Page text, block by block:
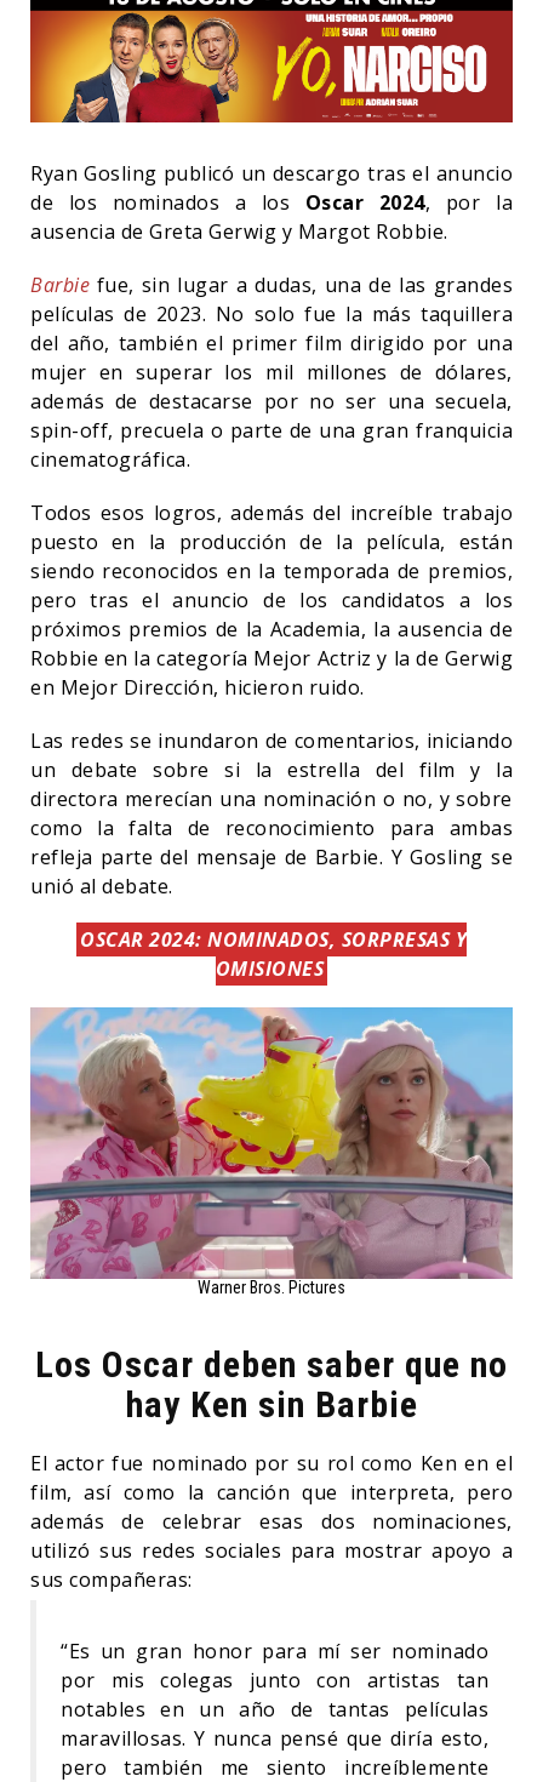
Ryan Gosling publicó un descargo tras el anuncio
de los nominados a los Oscar 2024, por la
ausencia de Greta Gerwig y Margot Robbie.
Barbie fue, sin lugar a dudas, una de las grandes
películas de 2023. No solo fue la más taquillera
del año, también el primer film dirigido por una
mujer en superar los mil millones de dólares,
además de destacarse por no ser una secuela,
spin-off, precuela o parte de una gran franquicia
cinematográfica.
Todos esos logros, además del increíble trabajo
puesto en la producción de la película, están
siendo reconocidos en la temporada de premios,
pero tras el anuncio de los candidatos a los
próximos premios de la Academia, la ausencia de
Robbie en la categoría Mejor Actriz y la de Gerwig
en Mejor Dirección, hicieron ruido.
Las redes se inundaron de comentarios, iniciando
un debate sobre si la estrella del film y la
directora merecían una nominación o no, y sobre
como la falta de reconocimiento para ambas
refleja parte del mensaje de Barbie. Y Gosling se
unió al debate.
OSCAR 2024: NOMINADOS, SORPRESAS Y
OMISIONES
Warner Bros. Pictures
Los Oscar deben saber que no
hay Ken sin Barbie
El actor fue nominado por su rol como Ken en el
film, así como la canción que interpreta, pero
además de celebrar esas dos nominaciones,
utilizó sus redes sociales para mostrar apoyo a
sus compañeras:
“Es un gran honor para mí ser nominado
por mis colegas junto con artistas tan
notables en un año de tantas películas
maravillosas. Y nunca pensé que diría esto,
pero también me siento increíblemente